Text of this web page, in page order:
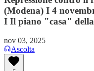
(Modena) I 4
I Il piano "casa"
nov 03, 2025
Ascolta